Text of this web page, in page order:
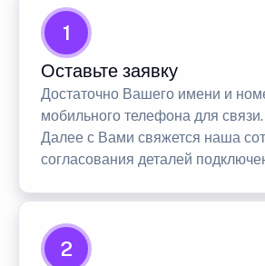
1
Оставьте заявку
Достаточно Вашего имени и
мобильного телефона для связи.
Далее с Вами свяжется наша
согласования деталей
2